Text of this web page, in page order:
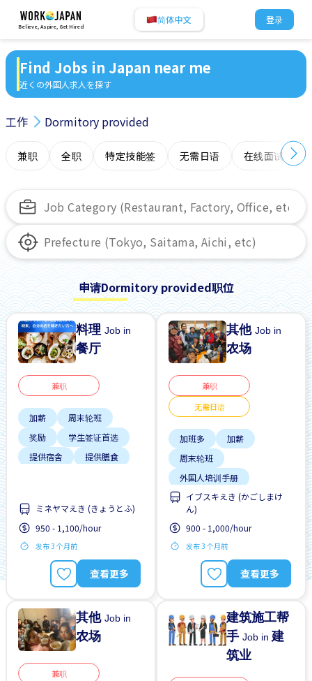
Believe, Aspire, Get Hired
简体中文 登录
Find Jobs in Japan near me
近くの外国人求人を探す
工作 Dormitory provided
兼职 全职 特定技能签 无需日语 在线面试
申请Dormitory provided职位
料理Job in
餐厅
兼职
加薪
周末轮班
奖励
学生签证首选
提供宿舍
提供膳食
ミネヤマえき (きょうとふ)
950 - 1,100/hour
发布 3 个月前
查看更多
其他Job in
农场
兼职
无需日语
加班多
加薪
周末轮班
外国人培训手册
外籍员工
女性首选
提供宿舍
无日本语要求
イブスキえき (かごしまけ
ん)
900 - 1,000/hour
发布 3 个月前
查看更多
其他Job in
农场
兼职
建筑施工帮
手Job in建
筑业